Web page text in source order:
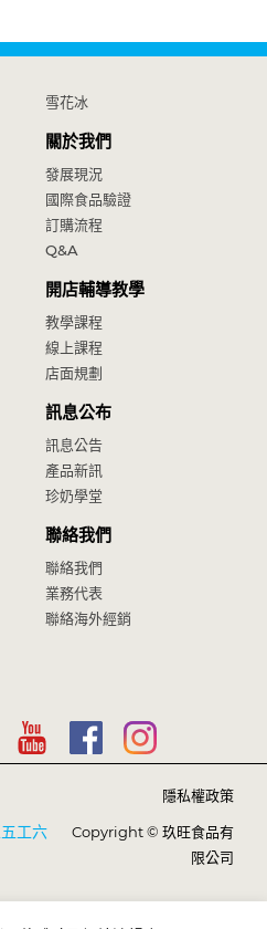
雪花冰
關於我們
發展現況
國際食品驗證
訂購流程
Q&A
開店輔導教學
教學課程
線上課程
店面規劃
訊息公布
訊息公告
產品新訊
珍奶學堂
聯絡我們
聯絡我們
業務代表
聯絡海外經銷
工六
隱私權政策
Copyright © 玖旺食品有
限公司